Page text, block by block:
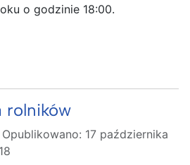
o godzinie 18:00.
rolników
Opublikowano: 17 października